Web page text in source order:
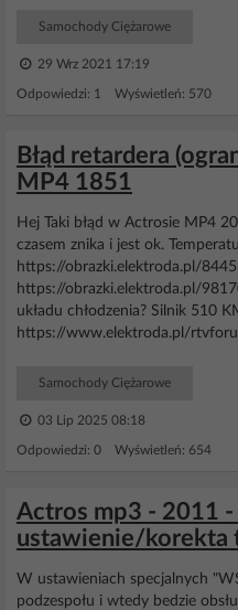
Samochody Ciężarowe
29 Wrz 2021 17:19
Odpowiedzi: 1 Wyświetleń: 570
Błąd retardera
MP4 1851
Hej Taki błąd w Actrosie MP4
czasem znika i jest ok.
https://obrazki.elektroda.pl/
https://obrazki.elektroda.pl/
układu chłodzenia? Silnik 510
https://www.elektroda.pl/
Samochody Ciężarowe
03 Lip 2025 08:18
Odpowiedzi: 0 Wyświetleń: 654
Actros mp3 - 2011 -
ustawienie/korekta
W ustawieniach specjalnych
podzespołu i wtedy bedzie